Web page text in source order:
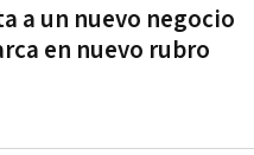
a un nuevo negocio
en nuevo rubro